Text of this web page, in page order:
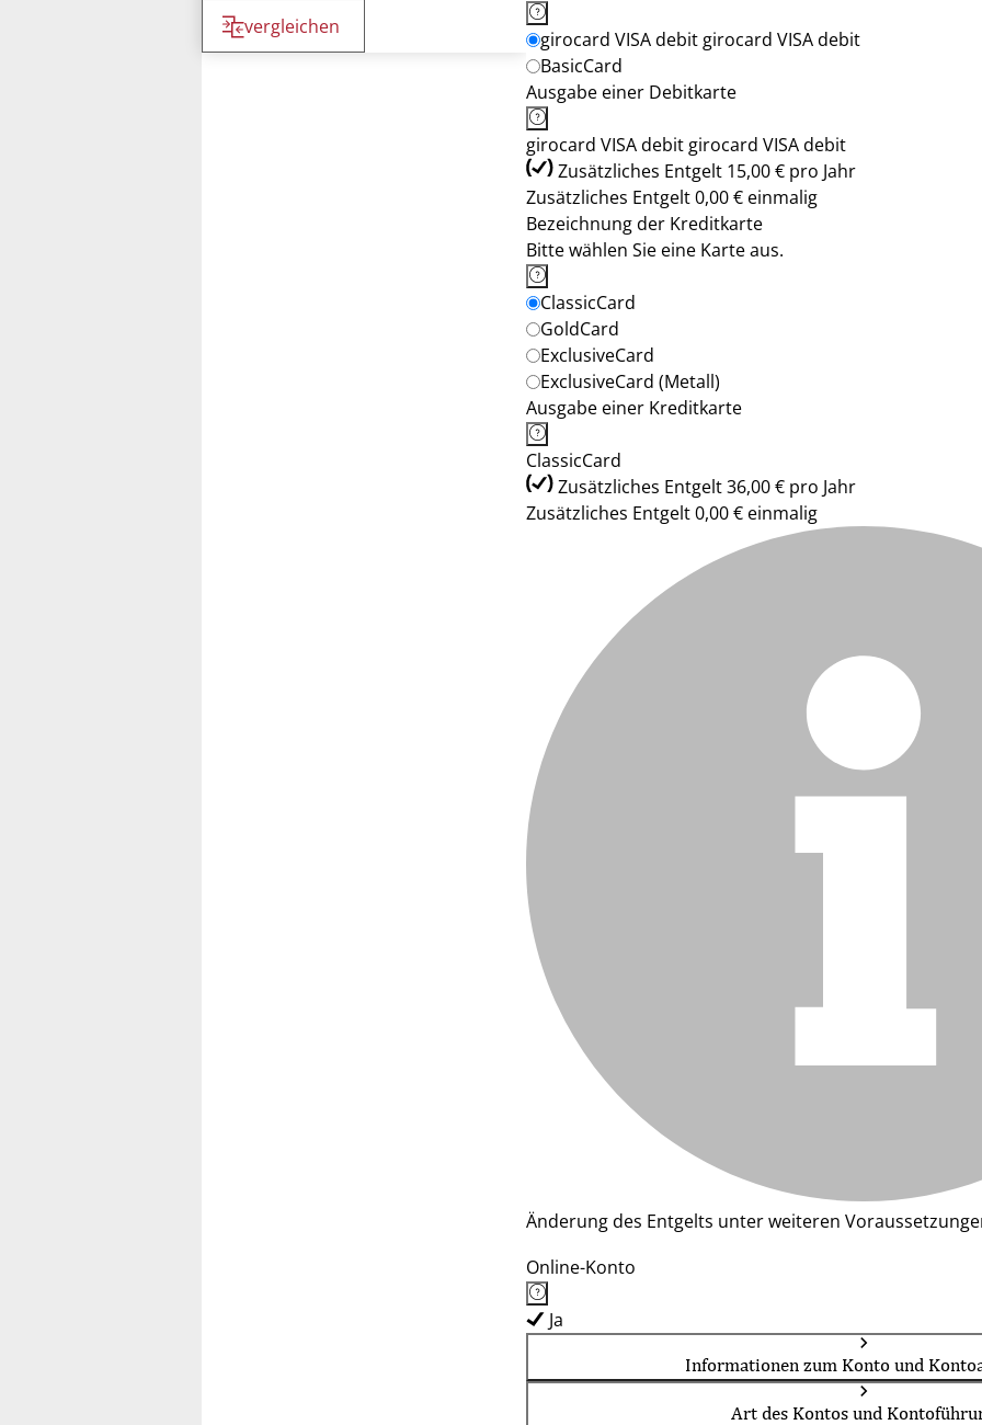
vergleichen
girocard VISA debit girocard VISA debit
BasicCard
Ausgabe einer Debitkarte
girocard VISA debit girocard VISA debit
Zusätzliches Entgelt 15,00 € pro Jahr
Zusätzliches Entgelt 0,00 € einmalig
Bezeichnung der Kreditkarte
Bitte wählen Sie eine Karte aus.
ClassicCard
GoldCard
ExclusiveCard
ExclusiveCard (Metall)
Ausgabe einer Kreditkarte
ClassicCard
Zusätzliches Entgelt 36,00 € pro Jahr
Zusätzliches Entgelt 0,00 € einmalig
Änderung des Entgelts unter weiteren
Online-Konto
Ja
Informationen zum Konto und
Art des Kontos und